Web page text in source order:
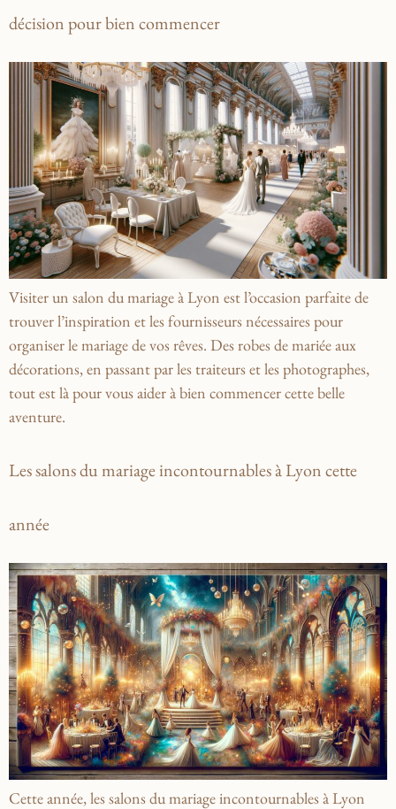
décision pour bien commencer
Visiter un salon du mariage à Lyon est l’occasion parfaite de
trouver l’inspiration et les fournisseurs nécessaires pour
organiser le mariage de vos rêves. Des robes de mariée aux
décorations, en passant par les traiteurs et les photographes,
tout est là pour vous aider à bien commencer cette belle
aventure.
Les salons du mariage incontournables à Lyon cette
année
Cette année, les salons du mariage incontournables à Lyon